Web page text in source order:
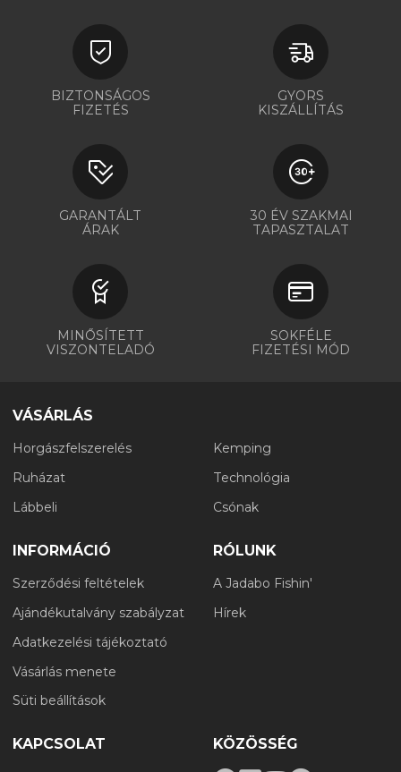
BIZTONSÁGOS
FIZETÉS
GYORS
KISZÁLLÍTÁS
GARANTÁLT
ÁRAK
30 ÉV SZAKMAI
TAPASZTALAT
MINŐSÍTETT
VISZONTELADÓ
SOKFÉLE
FIZETÉSI MÓD
VÁSÁRLÁS
Horgászfelszerelés
Ruházat
Lábbeli
Kemping
Technológia
Csónak
INFORMÁCIÓ
Szerződési feltételek
Ajándékutalvány szabályzat
Adatkezelési tájékoztató
Vásárlás menete
Süti beállítások
RÓLUNK
A Jadabo Fishin'
Hírek
KAPCSOLAT KÖZÖSSÉG